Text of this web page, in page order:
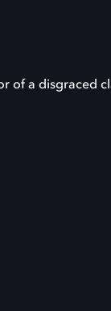
of a disgraced